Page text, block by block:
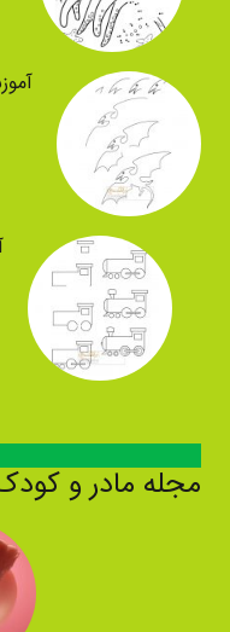
مجله مادر و